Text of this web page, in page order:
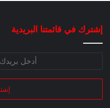
إشترك في قائمتنا البريدية